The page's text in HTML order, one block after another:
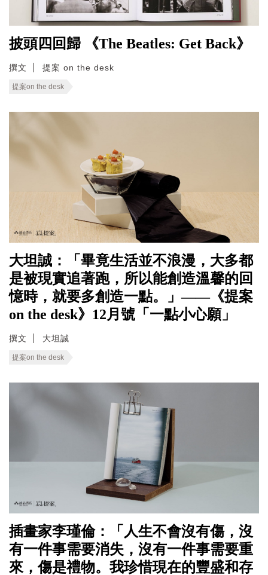
披頭四回歸 《The Beatles: Get Back》
撰文 提案 on the desk
提案on the desk
大坦誠：「畢竟生活並不浪漫，大多都
是被現實追著跑，所以能創造溫馨的回
憶時，就要多創造一點。」——《提案
on the desk》12月號「一點小心願」
撰文 大坦誠
提案on the desk
插畫家李瑾倫：「人生不會沒有傷，沒
有一件事需要消失，沒有一件事需要重
來，傷是禮物。我珍惜現在的豐盛和存